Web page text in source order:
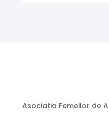
Asociația Femeilor de